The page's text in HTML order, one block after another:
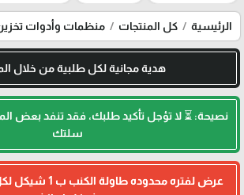
الرئيسية كل المنتجات منظمات وأدوات
هدية مجانية لكل طلبية من خلال
نصيحة: ⏳ لا تؤجل تأكيد طلبك، فقد تنفد بعض
سلتك